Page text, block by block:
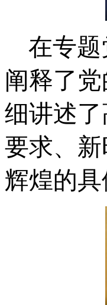
在专题
阐释了
细讲述了
要求、
辉煌的具